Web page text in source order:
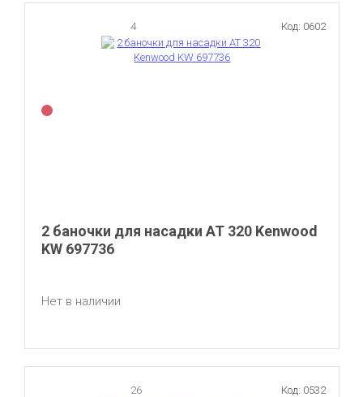
4
2 баночки для насадки AT 320 Kenwood
KW 697736
Код: 0602
Нет в наличии
26 Код: 0532